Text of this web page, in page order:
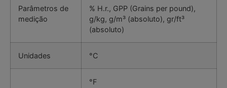
Parâmetros de
medição
% H.r., GPP (Grains per pound),
g/kg, g/m³ (absoluto), gr/ft³
(absoluto)
Unidades °C
°F